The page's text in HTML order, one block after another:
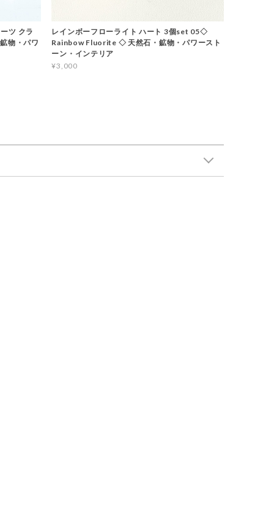
ツ クラ
物・パワ
レインボーフローライト ハート 3個set 05◇
Rainbow Fluorite ◇ 天然石・鉱物・パワースト
ーン・インテリア
¥3,000